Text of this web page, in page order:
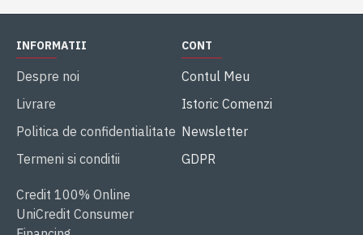
INFORMATII
Despre noi
Livrare
Politica de confidentialitate
Termeni si conditii
Credit 100% Online
UniCredit Consumer
CONT
Contul Meu
Istoric Comenzi
Newsletter
GDPR